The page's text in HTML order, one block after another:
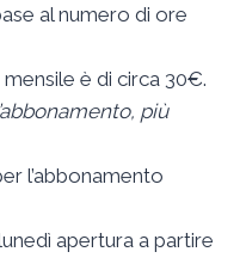
al numero di ore
è di circa 30€.
più
l’abbonamento
apertura a partire